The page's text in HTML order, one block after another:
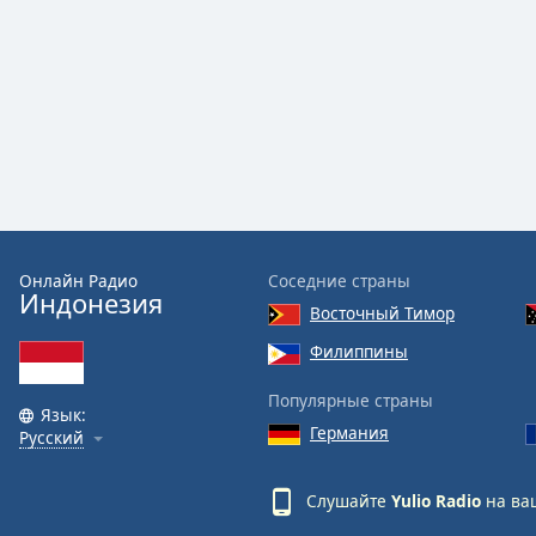
window.
Beginning
window.
Escape
will
Онлайн Радио
Индонезия
Язык:
Русский
Соседние страны
Восточный Тимор
Филиппины
Популярные страны
Германия
Слушайте Yulio Radio на